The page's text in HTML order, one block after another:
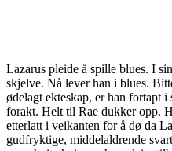
Lazarus pleide å spille blues. I
skjelve. Nå lever han i blues.
ødelagt ekteskap, er han fortapt
forakt. Helt til Rae dukker opp.
etterlatt i veikanten for å dø da
gudfryktige, middelaldrende